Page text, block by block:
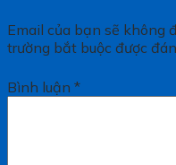
Email của bạn sẽ không
trường bắt buộc được
Bình luận *